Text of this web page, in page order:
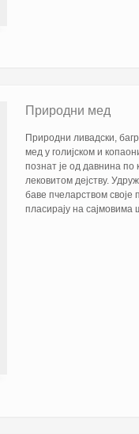
Природни мед
Природни ливадски,
мед у голијском и
познат је од давнина по
лековитом дејству.
баве пчеларством своје
пласирају на